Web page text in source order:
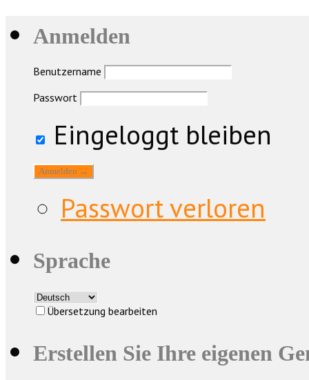
Anmelden
Benutzername
Passwort
Eingeloggt bleiben
Passwort verloren
Sprache
Übersetzung bearbeiten
Erstellen Sie Ihre eigenen